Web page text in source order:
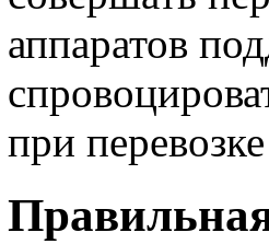
аппаратов
при